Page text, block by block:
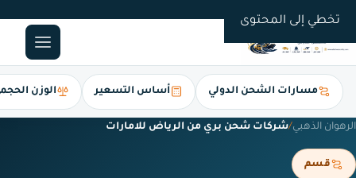
تخطي إلى المحتوى
مسارات الشحن الدولي أساس التسعير الوزن
الرهوان الذهبي/شركات شحن بري من الرياض للامارات
قسم